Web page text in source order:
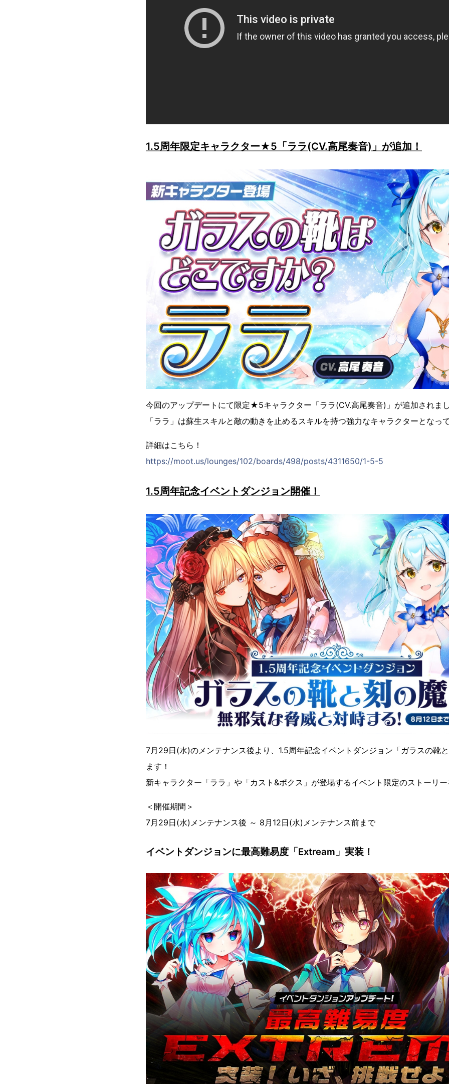
1.5周年限定キャラクター★5「ララ(CV.高尾奏音)」が追加！
今回のアップデートにて限定★5キャラクター「ララ(CV.高尾奏音)」が追加されま
「ララ」は蘇生スキルと敵の動きを止めるスキルを持つ強力なキャラクターとなっ
詳細はこちら！
https://moot.us/lounges/102/boards/498/posts/4311650/1-5-5
1.5周年記念イベントダンジョン開催！
7月29日(水)のメンテナンス後より、1.5周年記念イベントダンジョン「ガラスの靴
ます！
新キャラクター「ララ」や「カスト&ポクス」が登場するイベント限定のストーリ
＜開催期間＞
7月29日(水)メンテナンス後 ～ 8月12日(水)メンテナンス前まで
イベントダンジョンに最高難易度「Extream」実装！